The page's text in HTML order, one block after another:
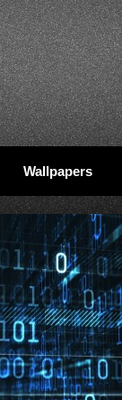
Wallpapers